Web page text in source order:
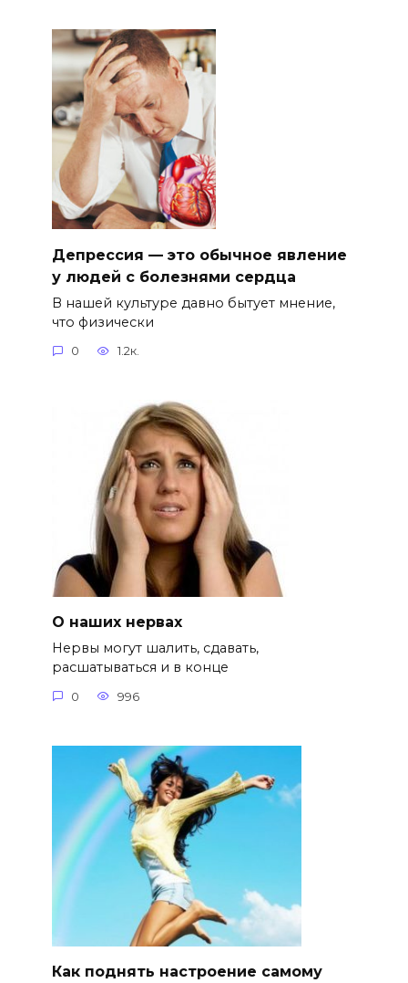
Депрессия — это обычное явление
у людей с болезнями сердца
В нашей культуре давно бытует мнение,
что физически
0 1.2к.
О наших нервах
Нервы могут шалить, сдавать,
расшатываться и в конце
0 996
Как поднять настроение самому